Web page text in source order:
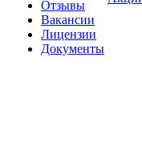
Отзывы
Вакансии
Лицензии
Документы